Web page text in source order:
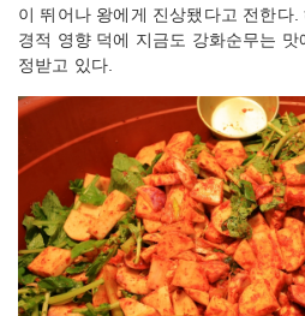
이 뛰어나 왕에게 진상됐다고 전한다
경적 영향 덕에 지금도 강화순무는
정받고 있다.